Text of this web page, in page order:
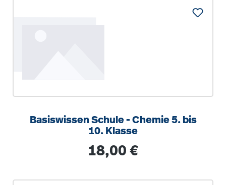
Basiswissen Schule - Chemie 5. bis
10. Klasse
Regulärer Preis:
18,00 €